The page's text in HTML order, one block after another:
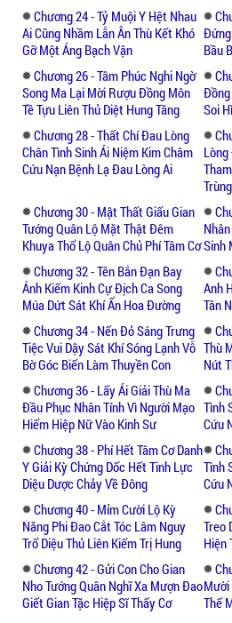
Chương 24 - Tỷ Muội Y Hệt Nhau
Ai Cũng Nhầm Lẫn Ân Thù Kết Khó
Gỡ Một Áng Bạch Vận
Đứng
Bầu
Chương 26 - Tâm Phúc Nghi Ngờ
Song Ma Lại Mời Rượu Đồng Môn
Tề Tựu Liên Thủ Diệt Hung Tăng
Soi
Chương 28 - Thất Chí Đau Lòng
Chân Tình Sinh Ái Niệm Kim Châm
Cứu Nạn Bệnh Lạ Đau Lòng Ai
Trùng
Chương 30 - Mật Thất Giấu Gian
Tướng Quân Lộ Mặt Thật Đêm
Khuya Thổ Lộ Quân Chủ Phí Tâm CơSinh
Chương 32 - Tên Bắn Đạn Bay
Ánh Kiếm Kinh Cự Địch Ca Song
Múa Dứt Sát Khí Ẩn Hoa Đường
Anh
Tân
Chương 34 - Nến Đỏ Sáng Trưng
Tiệc Vui Dậy Sát Khí Sóng Lạnh Vỗ
Bờ Góc Biển Làm Thuyền Con
Thù
Nút
Chương 36 - Lấy Ái Giải Thù Ma
Đầu Phục Nhân Tính Vì Người Mạo
Hiểm Hiệp Nữ Vào Kinh Sư
Tình
Cứu
Chương 38 - Phí Hết Tâm Cơ Danh
Y Giải Kỳ Chứng Dốc Hết Tinh Lực
Diệu Dược Chảy Về Đông
Tình
Cứu
Chương 40 - Mỉm Cười Lộ Kỳ
Năng Phi Đao Cắt Tóc Lâm Nguy
Trổ Diệu Thủ Liên Kiếm Trị Hung
Treo
Hiện
Chương 42 - Gửi Con Cho Gian
Nho Tướng Quân Nghĩ Xa Mượn Đao
Giết Gian Tặc Hiệp Sĩ Thấy Cơ
Thế